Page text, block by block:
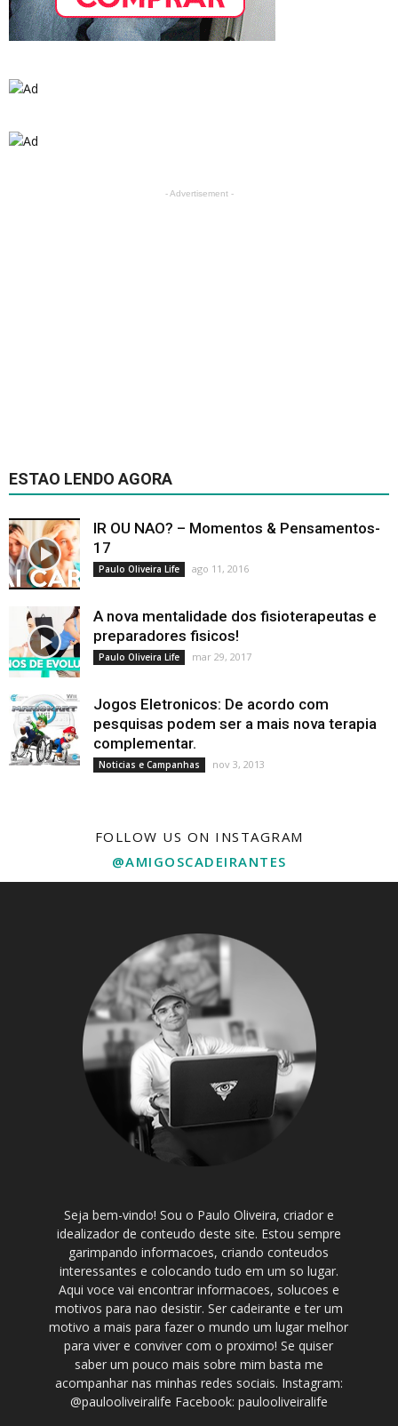
- Advertisement -
ESTAO LENDO AGORA
IR OU NAO? – Momentos & Pensamentos-
17
Paulo Oliveira Life ago 11, 2016
A nova mentalidade dos fisioterapeutas e
preparadores fisicos!
Paulo Oliveira Life mar 29, 2017
Jogos Eletronicos: De acordo com
pesquisas podem ser a mais nova terapia
complementar.
Noticias e Campanhas nov 3, 2013
FOLLOW US ON INSTAGRAM
@AMIGOSCADEIRANTES
Seja bem-vindo! Sou o Paulo Oliveira, criador e
idealizador de conteudo deste site. Estou sempre
garimpando informacoes, criando conteudos
interessantes e colocando tudo em um so lugar.
Aqui voce vai encontrar informacoes, solucoes e
motivos para nao desistir. Ser cadeirante e ter um
motivo a mais para fazer o mundo um lugar melhor
para viver e conviver com o proximo! Se quiser
saber um pouco mais sobre mim basta me
acompanhar nas minhas redes sociais. Instagram:
@paulooliveiralife Facebook: paulooliveiralife